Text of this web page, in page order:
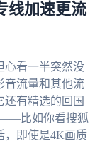
线加速更流
心看一半突然没
音流量和其他流
有精选的回国
——比如你看搜狐
，即使是4K画质